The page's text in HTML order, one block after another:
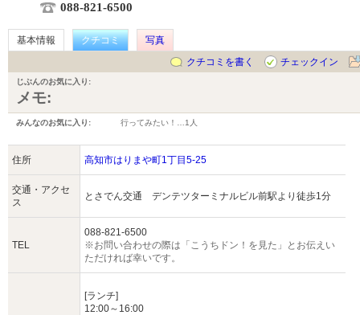
088-821-6500
基本情報 クチコミ
写真
クチコミを書く
チェックイン
じぶんのお気に入り:
メモ:
みんなのお気に入り: 行ってみたい！… 1人
住所 高知市はりまや町1丁目5-25
交通・アクセ
ス
とさでん交通 デンテツターミナルビル前駅より徒歩1分
TEL
088-821-6500
※お問い合わせの際は「こうちドン！を見た」とお伝えい
ただければ幸いです。
[ランチ]
12:00～16:00